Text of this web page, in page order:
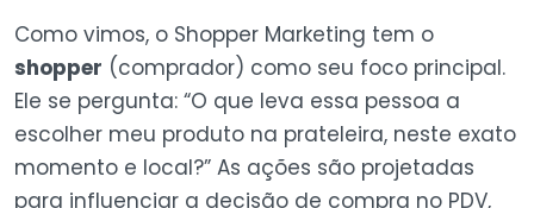
Como vimos, o Shopper Marketing tem o
shopper (comprador) como seu foco principal.
Ele se pergunta: “O que leva essa pessoa a
escolher meu produto na prateleira, neste exato
momento e local?” As ações são projetadas
para influenciar a decisão de compra no PDV,